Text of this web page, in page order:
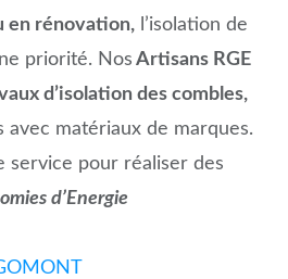
en rénovation, l’isolation de
priorité. Nos Artisans RGE
d’isolation des combles,
avec matériaux de marques.
service pour réaliser des
d’Energie